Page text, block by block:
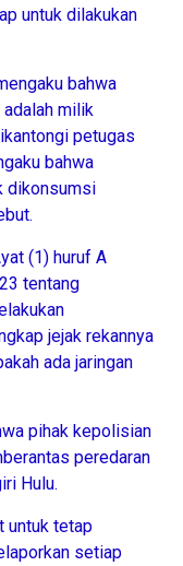
untuk dilakukan
bahwa
milik
petugas
bahwa
dikonsumsi
(1) huruf A
tentang
jejak rekannya
ada jaringan
pihak kepolisian
peredaran
Hulu.
untuk tetap
setiap